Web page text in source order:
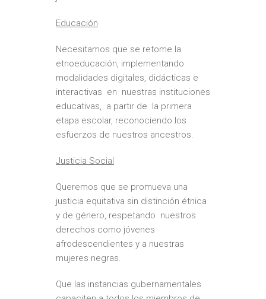
Educación
Necesitamos que se retome la
etnoeducación, implementando
modalidades digitales, didácticas e
interactivas en nuestras instituciones
educativas, a partir de la primera
etapa escolar, reconociendo los
esfuerzos de nuestros ancestros.
Justicia Social
Queremos que se promueva una
justicia equitativa sin distinción étnica
y de género, respetando nuestros
derechos como jóvenes
afrodescendientes y a nuestras
mujeres negras.
Que las instancias gubernamentales